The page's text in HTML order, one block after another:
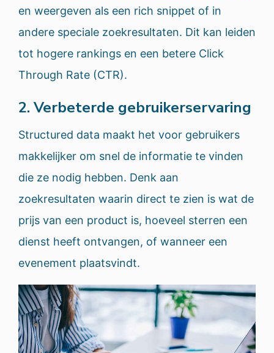
en weergeven als een rich snippet of in
andere speciale zoekresultaten. Dit kan leiden
tot hogere rankings en een betere Click
Through Rate (CTR).
2. Verbeterde gebruikerservaring
Structured data maakt het voor gebruikers
makkelijker om snel de informatie te vinden
die ze nodig hebben. Denk aan
zoekresultaten waarin direct te zien is wat de
prijs van een product is, hoeveel sterren een
dienst heeft ontvangen, of wanneer een
evenement plaatsvindt.